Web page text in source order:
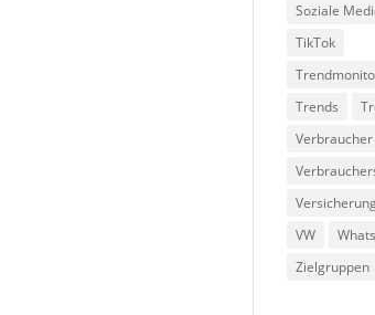
Soziale
TikTok
Trends
Verbraucher
VW
Zielgruppen